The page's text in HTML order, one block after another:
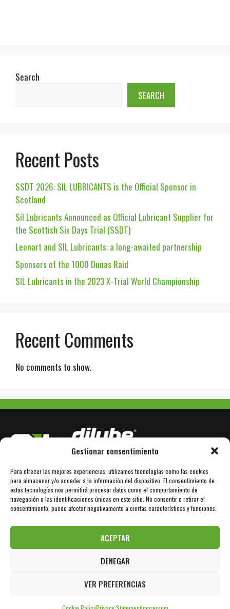
Gestionar consentimiento
Para ofrecer las mejores experiencias, utilizamos tecnologías como las cookies
para almacenar y/o acceder a la información del dispositivo. El consentimiento de
estas tecnologías nos permitirá procesar datos como el comportamiento de
navegación o las identificaciones únicas en este sitio. No consentir o retirar el
consentimiento, puede afectar negativamente a ciertas características y funciones.
ACEPTAR
DENEGAR
VER PREFERENCIAS
Search
SEARCH
Recent Posts
SSDT 2026: SIL LUBRICANTS is the Official Sponsor in
Scotland
Sil Lubricants Announced as Official Lubricant Supplier for
the Scottish Six Days Trial (SSDT)
Leonart and SIL Lubricants: a long-awaited partnership
Sponsors of the 1000 Dunas Raid
SIL Lubricants in the 2023 X-Trial World Championship
Recent Comments
No comments to show.
Avda. Bertrán Güell 78
E-08850 Gavà / Barcelona
+34 936 110 101
www.dilube.com
Política de Privacidad